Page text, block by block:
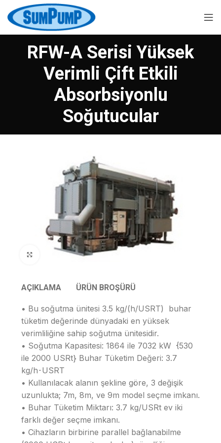
RFW-A Serisi Yüksek
Verimli Çift Etkili
Absorbsiyonlu
Soğutucular
Resmi Büyüt
AÇIKLAMA ÜRÜN BROŞÜRÜ
• Bu soğutma ünitesi 3.5 kg/(h/USRT) buhar
tüketim değerinde dünyadaki en yüksek
verimliliğine sahip soğutma ünitesidir.
• Soğutma Kapasitesi: 1864 ile 7032 kW {530
ile 2000 USRt} Buhar Tüketim Değeri: 3.7
kg/h･USRT
• Kullanılacak alanın şekline göre, 3 değişik
uzunlukta; 7m, 8m, ve 9m model seçme imkanı.
• Buhar Tüketim Miktarı: 3.7 kg/USRt ev iki
farklı değer seçme imkanı.
• Cihazların birbirine parallel bağlanabilme